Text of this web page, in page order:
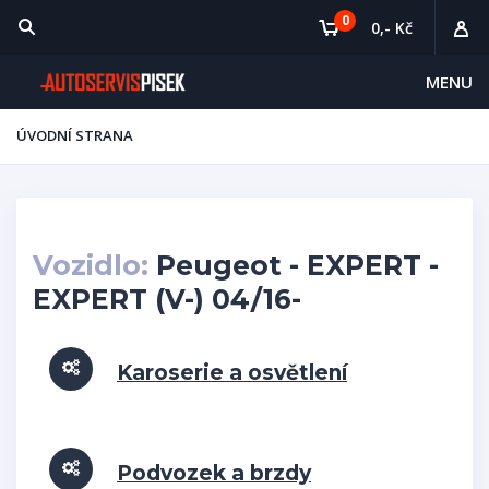
MENU
0 0,- Kč
ÚVODNÍ STRANA
Vozidlo: Peugeot - EXPERT -
EXPERT (V-) 04/16-
Karoserie a osvětlení
Podvozek a brzdy